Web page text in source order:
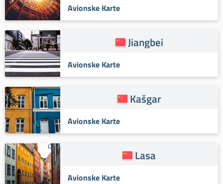
Avionske Karte
Jiangbei
Avionske Karte
Kašgar
Avionske Karte
Lasa
Avionske Karte